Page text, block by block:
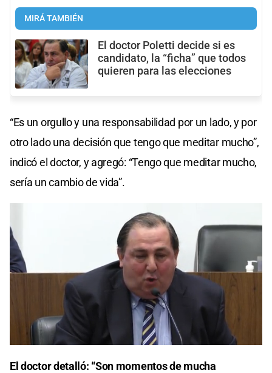
MIRÁ TAMBIÉN
El doctor Poletti decide si es
candidato, la “ficha” que todos
quieren para las elecciones
“Es un orgullo y una responsabilidad por un lado, y por
otro lado una decisión que tengo que meditar mucho”,
indicó el doctor, y agregó: “Tengo que meditar mucho,
sería un cambio de vida”.
El doctor detalló: “Son momentos de mucha